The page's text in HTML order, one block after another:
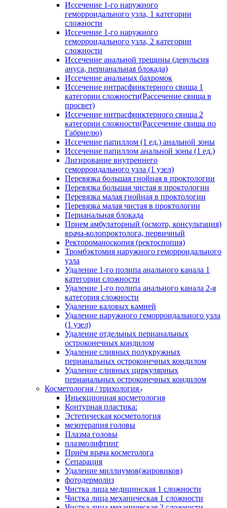
Иссечение 1-го наружного
геморроидального узла, 1 категории
сложности
Иссечение 1-го наружного
геморроидального узла, 2 категории
сложности
Иссечение анальной трещины (девульсия
ануса, перианальная блокада)
Иссечение анальных бахромок
Иссечение интрасфинктерного свища 1
категории сложности(Рассечение свища в
просвет)
Иссечение интрасфинктерного свища 2
категории сложности(Рассечение свища по
Габриелю)
Иссечение папиллом (1 ед.) анальной зоны
Иссечение папиллом анальной зоны (1 ед.)
Лигирование внутреннего
геморроидального узла (1 узел)
Перевязка большая гнойная в проктологии
Перевязка большая чистая в проктологии
Перевязка малая гнойная в проктологии
Перевязка малая чистая в проктологии
Перианальная блокада
Прием амбулаторный (осмотр, консультация)
врача-колопроктолога, первичный
Ректороманоскопия (ректоспопия)
Тромбэктомия наружного геморроидального
узла
Удаление 1-го полипа анального канала 1
категории сложности
Удаление 1-го полипа анального канала 2-я
категория сложности
Удаление каловых камней
Удаление наружного геморроидального узла
(1 узел)
Удаление отдельных перианальных
остроконечных кондилом
Удаление сливных полукружных
перианальных остроконечных кондилом
Удаление сливных циркулярных
перианальных остроконечных кондилом
Косметология / трихология
Иньекционная косметология
Контурная пластика:
Эстетическая косметология
мезотерапия головы
Плазма головы
плазмолифтинг
Приём врача косметолога
Сепарация
Удаление миллиумов(жировиков)
фотодермолиз
Чистка лица медицинская 1 сложности
Чистка лица механическая 1 сложности